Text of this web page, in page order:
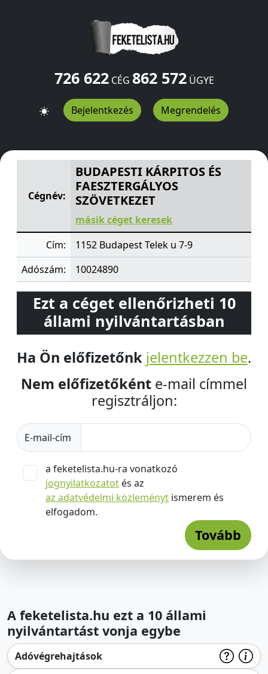
726 622CÉG 862 572ÜGYE
Bejelentkezés Megrendelés
BUDAPESTI KÁRPITOS ÉS FAESZTERGÁLYOS
Cégnév:
BUDAPESTI KÁRPITOS ÉS
FAESZTERGÁLYOS
SZÖVETKEZET
másik céget keresek
Cím:
1152 Budapest Telek u 7-9
Adószám:
10024890
Ezt a céget ellenőrizheti 10
állami nyilvántartásban
Ha Ön előfizetőnk jelentkezzen be.
Nem előfizetőként e-mail címmel
regisztráljon:
E-mail-cím
a feketelista.hu-ra vonatkozó
jognyilatkozatot és az
az adatvédelmi közleményt ismerem és
elfogadom.
Tovább
A feketelista.hu ezt a 10 állami
nyilvántartást vonja egybe
Adóvégrehajtások